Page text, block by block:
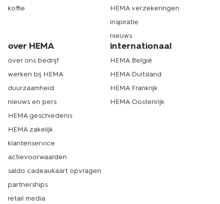
koffie
HEMA verzekeringen
inspiratie
nieuws
over HEMA
over ons bedrijf
werken bij HEMA
duurzaamheid
nieuws en pers
HEMA geschiedenis
HEMA zakelijk
klantenservice
actievoorwaarden
saldo cadeaukaart opvragen
partnerships
retail media
internationaal
HEMA België
HEMA Duitsland
HEMA Frankrijk
HEMA Oostenrijk